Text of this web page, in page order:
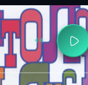
Ливергант
Самойлов
Яковлевич).
Самойлов